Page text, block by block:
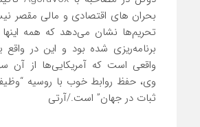
بحران های اقتصادی و مالی مقصر
تحریم‌ها نشان می‌دهد که همه
برنامه‌ریزی شده بود و این در
واقعی است که آمریکایی‌ها از آن
وی، حفظ روابط خوب با روسیه
ثبات در جهان” است./آرتی